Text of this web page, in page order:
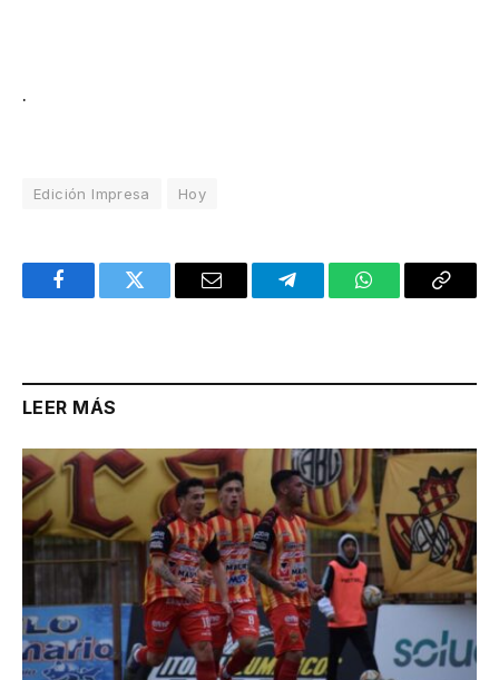
.
Edición Impresa Hoy
FacebookTwitter Email TelegramWhatsAppCopy
LEER MÁS